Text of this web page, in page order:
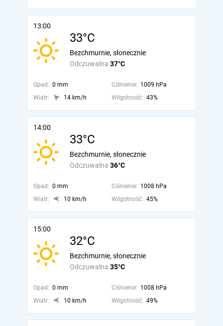
13:00
33°C
Odczuwalna 37°C
Bezchmurnie, słonecznie
Opad: 0 mm Ciśnienie: 1009 hPa
Wiatr:
14 km/h Wilgotność: 43%
14:00
33°C
Odczuwalna 36°C
Bezchmurnie, słonecznie
Opad: 0 mm Ciśnienie: 1008 hPa
Wiatr:
10 km/h Wilgotność: 45%
15:00
32°C
Odczuwalna 35°C
Bezchmurnie, słonecznie
Opad: 0 mm Ciśnienie: 1008 hPa
Wiatr:
10 km/h Wilgotność: 49%